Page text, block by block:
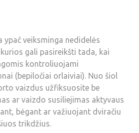
ypač veiksminga nedidelės
gali pasireikšti tada, kai
kontroliuojami
(bepiločiai orlaiviai). Nuo šiol
vaizdus užfiksuosite be
ar vaizdo susiliejimas aktyvaus
bėgant ar važiuojant dviračiu
trikdžius.